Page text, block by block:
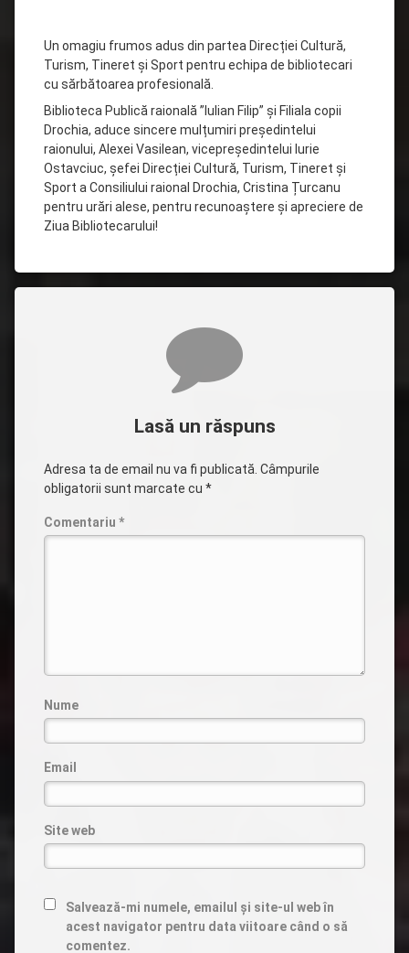
Un omagiu frumos adus din partea Direcției Cultură,
Turism, Tineret și Sport pentru echipa de bibliotecari
cu sărbătoarea profesională.
Biblioteca Publică raională ”Iulian Filip” și Filiala copii
Drochia, aduce sincere mulțumiri președintelui
raionului, Alexei Vasilean, vicepreședintelui Iurie
Ostavciuc, șefei Direcției Cultură, Turism, Tineret și
Sport a Consiliului raional Drochia, Cristina Țurcanu
pentru urări alese, pentru recunoaștere și apreciere de
Ziua Bibliotecarului!
Lasă un răspuns
Adresa ta de email nu va fi publicată. Câmpurile
obligatorii sunt marcate cu *
Comentariu *
Nume
Email
Site web
Salvează-mi numele, emailul și site-ul web în
acest navigator pentru data viitoare când o să
comentez.